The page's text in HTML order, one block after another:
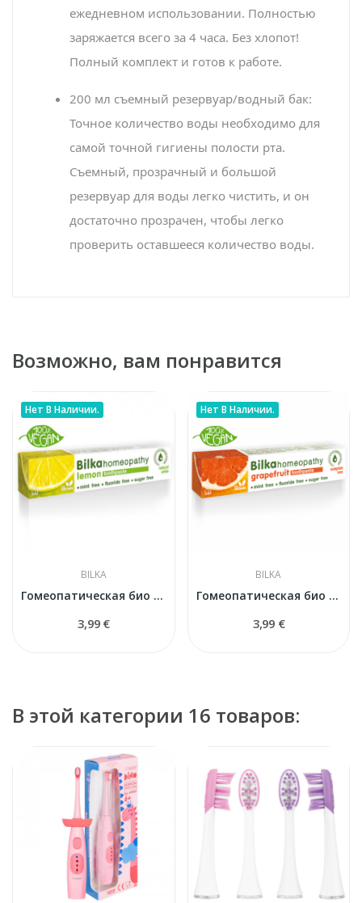
ежедневном использовании. Полностью
заряжается всего за 4 часа. Без хлопот!
Полный комплект и готов к работе.
200 мл съемный резервуар/водный бак:
Точное количество воды необходимо для
самой точной гигиены полости рта.
Съемный, прозрачный и большой
резервуар для воды легко чистить, и он
достаточно прозрачен, чтобы легко
проверить оставшееся количество воды.
Возможно, вам понравится
Нет В Наличии.
BILKA
Гомеопатическая био зубная паста
3,99 €
Нет В Наличии.
BILKA
Гомеопатическая био зубная паста
3,99 €
В этой категории 16 товаров: